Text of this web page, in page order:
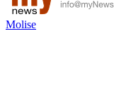
Molise